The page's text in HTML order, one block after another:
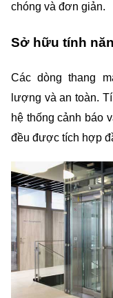
chóng và đơn giản.
Sở hữu tính
Các dòng thang
lượng và an toàn.
hệ thống cảnh báo
đều được tích hợp